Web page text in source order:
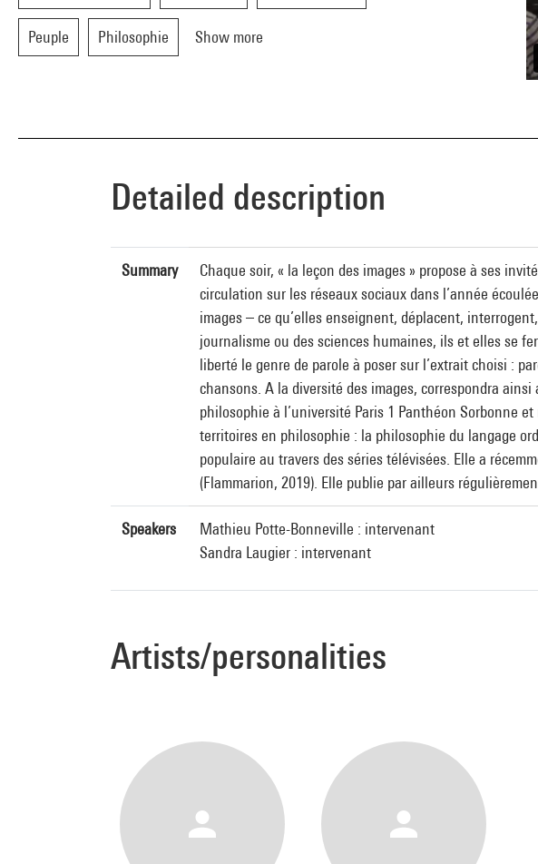
Peuple Philosophie Show more
Detailed description
Summary
Chaque soir, « la leçon des images » propose à ses
circulation sur les réseaux sociaux dans l’année
images – ce qu’elles enseignent, déplacent,
journalisme ou des sciences humaines, ils et elles se
liberté le genre de parole à poser sur l’extrait choisi :
chansons. A la diversité des images, correspondra
philosophie à l’université Paris 1 Panthéon Sorbonne
territoires en philosophie : la philosophie du langage
populaire au travers des séries télévisées. Elle a
(Flammarion, 2019). Elle publie par ailleurs
Speakers
Mathieu Potte-Bonneville : intervenant
Sandra Laugier : intervenant
Artists/personalities